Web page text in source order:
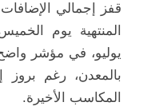
قفز إجمالي الإضافات
المنتهية يوم
يوليو، في مؤشر
بالمعدن، رغم بروز
المكاسب الأخيرة.